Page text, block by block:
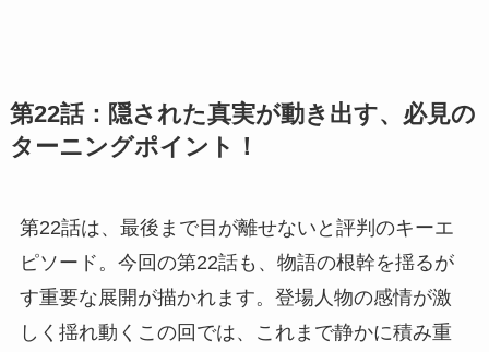
第22話：隠された真実が動き出す、必見の
ターニングポイント！
第22話は、最後まで目が離せないと評判のキーエ
ピソード。今回の第22話も、物語の根幹を揺るが
す重要な展開が描かれます。登場人物の感情が激
しく揺れ動くこの回では、これまで静かに積み重